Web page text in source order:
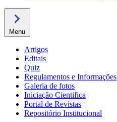
Menu
Artigos
Editais
Quiz
Regulamentos e Informações
Galeria de fotos
Iniciação Cientifica
Portal de Revistas
Repositório Institucional